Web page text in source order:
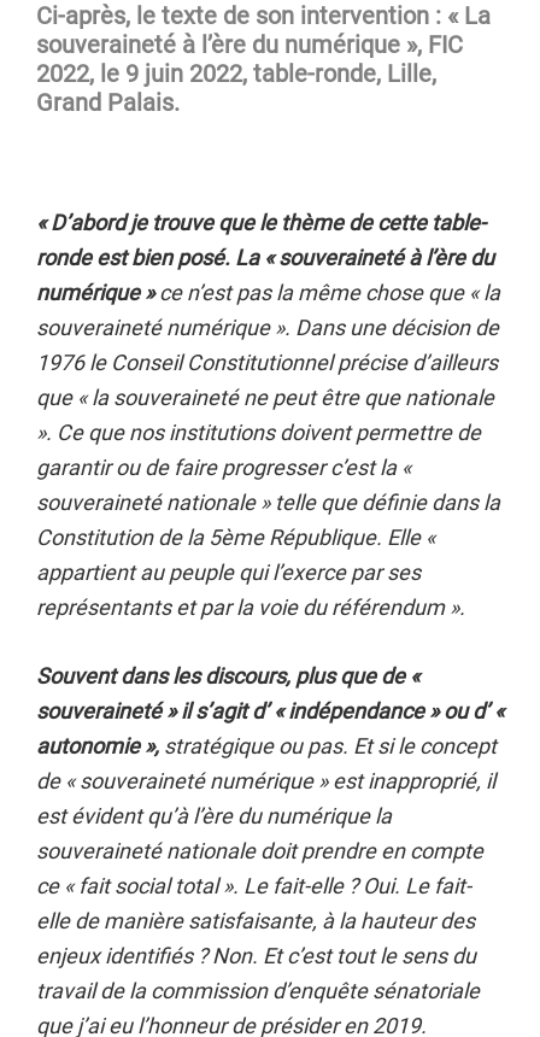
Ci-après, le texte de son intervention : « La
souveraineté à l’ère du numérique », FIC
2022, le 9 juin 2022, table-ronde, Lille,
Grand Palais.
« D’abord je trouve que le thème de cette table-
ronde est bien posé. La « souveraineté à l’ère du
numérique »ce n’est pas la même chose que « la
souveraineté numérique ». Dans une décision de
1976 le Conseil Constitutionnel précise d’ailleurs
que « la souveraineté ne peut être que nationale
». Ce que nos institutions doivent permettre de
garantir ou de faire progresser c’est la «
souveraineté nationale » telle que définie dans la
Constitution de la 5ème République. Elle «
appartient au peuple qui l’exerce par ses
représentants et par la voie du référendum ».
Souvent dans les discours, plus que de «
souveraineté » il s’agit d’ « indépendance » ou d’ «
autonomie », stratégique ou pas. Et si le concept
de « souveraineté numérique » est inapproprié, il
est évident qu’à l’ère du numérique la
souveraineté nationale doit prendre en compte
ce « fait social total ». Le fait-elle ? Oui. Le fait-
elle de manière satisfaisante, à la hauteur des
enjeux identifiés ? Non. Et c’est tout le sens du
travail de la commission d’enquête sénatoriale
que j’ai eu l’honneur de présider en 2019.